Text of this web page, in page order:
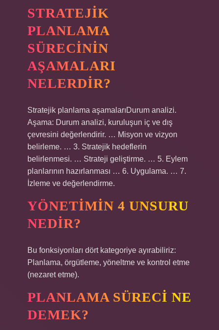
STRATEJIK
PLANLAMA
SÜRECININ
AŞAMALARI
NELERDIR?
Stratejik planlama aşamalarıDurum analizi.
Aşama: Durum analizi, kuruluşun iç ve dış
çevresini değerlendirir. … Misyon ve vizyon
belirleme. … 3. Stratejik hedeflerin
belirlenmesi. … Strateji geliştirme. … 5. Eylem
planlarının hazırlanması … 6. Uygulama. … 7.
İzleme ve değerlendirme.
YÖNETIMIN 4 UNSURU
NEDIR?
Bu fonksiyonları dört kategoriye ayırabiliriz:
Planlama, örgütleme, yöneltme ve kontrol etme
(nezaret etme).
PLANLAMA SÜRECI NE
DEMEK?